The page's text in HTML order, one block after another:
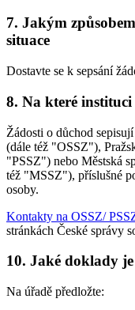
7. Jakým
situace
Dostavte se k sepsání
8. Na které
Žádosti o důchod
(dále též "OSSZ"),
"PSSZ") nebo Městská
též "MSSZ"), příslušné
osoby.
Kontakty na OSSZ/
stránkách České správy
10. Jaké doklady
Na úřadě předložte: